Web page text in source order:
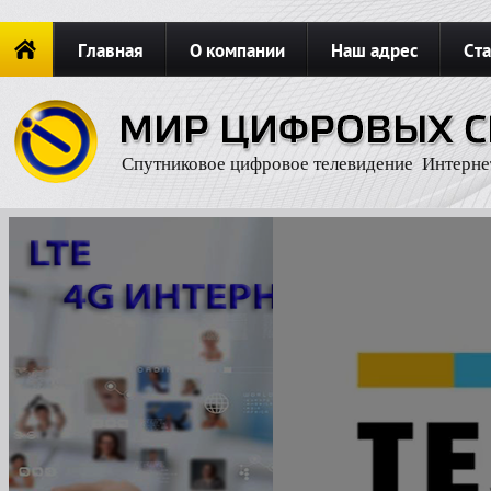
Главная О компании Наш адрес
Новости Карта сайта
Спутниковое цифровое телевидение